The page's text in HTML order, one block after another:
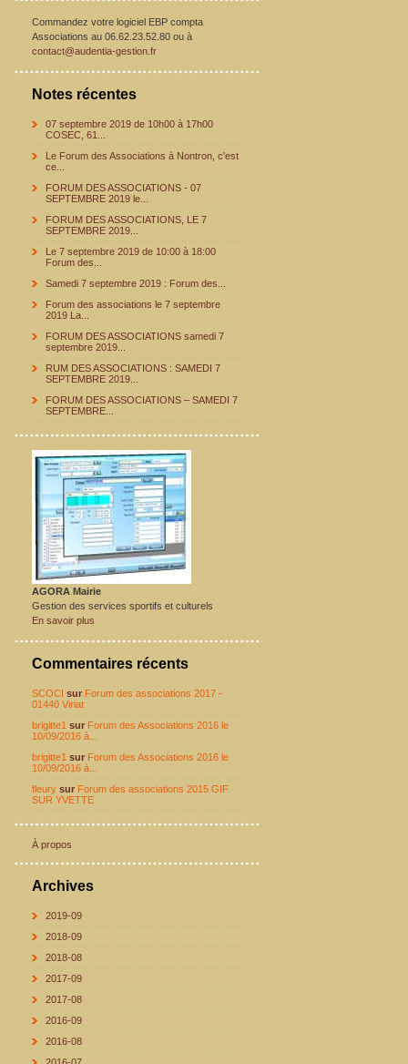
Commandez votre logiciel EBP compta
Associations au 06.62.23.52.80 ou à
contact@audentia-gestion.fr
Notes récentes
07 septembre 2019 de 10h00 à 17h00
COSEC, 61...
Le Forum des Associations à Nontron, c'est
ce...
FORUM DES ASSOCIATIONS - 07
SEPTEMBRE 2019 le...
FORUM DES ASSOCIATIONS, LE 7
SEPTEMBRE 2019...
Le 7 septembre 2019 de 10:00 à 18:00
Forum des...
Samedi 7 septembre 2019 : Forum des...
Forum des associations le 7 septembre
2019 La...
FORUM DES ASSOCIATIONS samedi 7
septembre 2019...
RUM DES ASSOCIATIONS : SAMEDI 7
SEPTEMBRE 2019...
FORUM DES ASSOCIATIONS – SAMEDI 7
SEPTEMBRE...
AGORA Mairie
Gestion des services sportifs et culturels
En savoir plus
Commentaires récents
SCOCI sur Forum des associations 2017 -
01440 Viriat
brigitte1 sur Forum des Associations 2016 le
10/09/2016 à...
brigitte1 sur Forum des Associations 2016 le
10/09/2016 à...
fleury sur Forum des associations 2015 GIF
SUR YVETTE
À propos
Archives
2019-09
2018-09
2018-08
2017-09
2017-08
2016-09
2016-08